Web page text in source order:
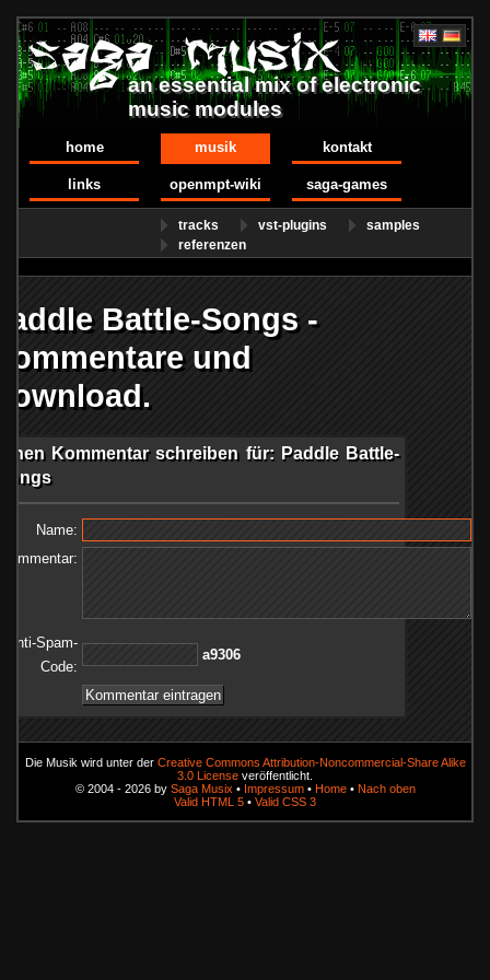
an essential mix of electronic
music modules
home musik kontakt
links openmpt-wiki saga-games
tracks vst-plugins
samples
referenzen
Battle-Songs -
und
Kommentar schreiben für: Paddle Battle-
Name:
Kommentar:
Anti-Spam-
Code:
6039a
Die Musik wird unter der Creative Commons Attribution-Noncommercial-Share Alike
3.0 License veröffentlicht.
© 2004 - 2026 by Saga Musix • Impressum• Home• Nach oben
Valid HTML 5 • Valid CSS 3